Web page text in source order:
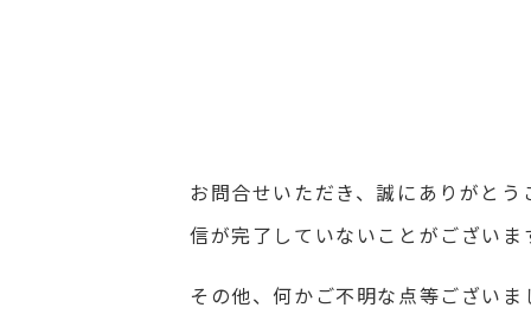
お問合せいただき、誠にありがと
信が完了していないことがござい
その他、何かご不明な点等ござい